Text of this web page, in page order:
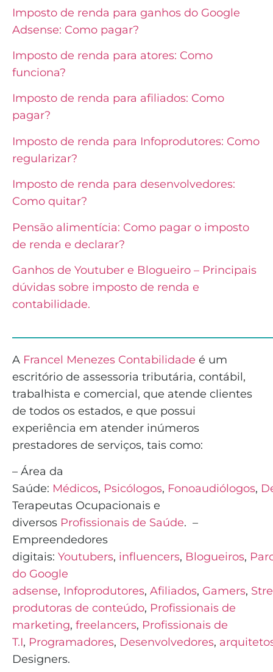
Imposto de renda para ganhos do Google
Adsense: Como pagar?
Imposto de renda para atores: Como
funciona?
Imposto de renda para afiliados: Como
pagar?
Imposto de renda para Infoprodutores: Como
regularizar?
Imposto de renda para desenvolvedores:
Como quitar?
Pensão alimentícia: Como pagar o imposto
de renda e declarar?
Ganhos de Youtuber e Blogueiro – Principais
dúvidas sobre imposto de renda e
contabilidade.
A Francel Menezes Contabilidade é um
escritório de assessoria tributária, contábil,
trabalhista e comercial, que atende clientes
de todos os estados, e que possui
experiência em atender inúmeros
prestadores de serviços, tais como:
– Área da
Saúde: Médicos, Psicólogos, Fonoaudiólogos,
Terapeutas Ocupacionais e
diversos Profissionais de Saúde. –
Empreendedores
digitais: Youtubers, influencers, Blogueiros,
do Google
adsense, Infoprodutores, Afiliados, Gamers,
produtoras de conteúdo, Profissionais de
marketing, freelancers, Profissionais de
T.I, Programadores, Desenvolvedores,
Designers.